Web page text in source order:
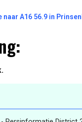
naar A16 56.9 in